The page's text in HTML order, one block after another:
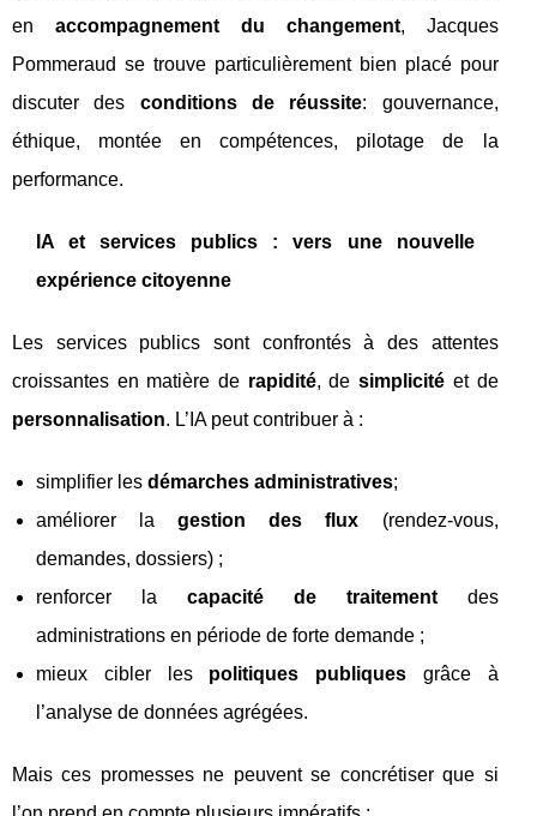
en accompagnement du changement, Jacques
Pommeraud se trouve particulièrement bien placé pour
discuter des conditions de réussite: gouvernance,
éthique, montée en compétences, pilotage de la
performance.
IA et services publics : vers une nouvelle
expérience citoyenne
Les services publics sont confrontés à des attentes
croissantes en matière de rapidité, desimplicité et de
personnalisation. L’IA peut contribuer à :
simplifier les démarches administratives;
améliorer lagestion des flux (rendez‑vous,
demandes, dossiers) ;
renforcer la capacité de traitementdes
administrations en période de forte demande ;
mieux cibler les politiques publiques grâce à
l’analyse de données agrégées.
Mais ces promesses ne peuvent se concrétiser que si